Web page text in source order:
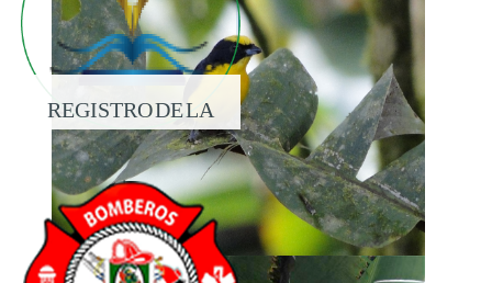
REGISTRO DE LA
PROPIEDAD